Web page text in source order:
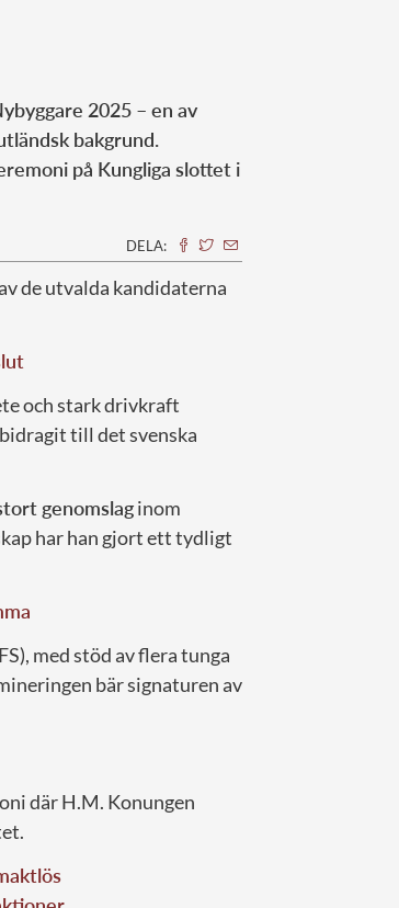
2025 – en av
bakgrund.
på Kungliga slottet i
DELA:
de utvalda kandidaterna
och stark drivkraft
till det svenska
genomslaginom
har han gjort ett tydligt
med stöd av flera tunga
bär signaturen av
där H.M. Konungen